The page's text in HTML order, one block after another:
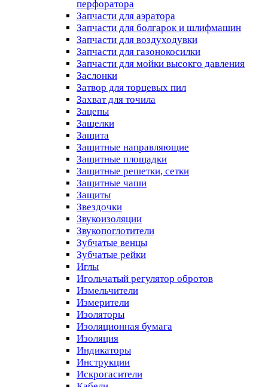
перфоратора
Запчасти для аэратора
Запчасти для болгарок и шлифмашин
Запчасти для воздуходувки
Запчасти для газонокосилки
Запчасти для мойки высокго давления
Заслонки
Затвор для торцевых пил
Захват для точила
Зацепы
Защелки
Защита
Защитные направляющие
Защитные площадки
Защитные решетки, сетки
Защитные чаши
Защиты
Звездочки
Звукоизоляции
Звукопоглотители
Зубчатые венцы
Зубчатые рейки
Иглы
Игольчатый регулятор обротов
Измельчители
Измерители
Изоляторы
Изоляционная бумага
Изоляция
Индикаторы
Инструкции
Искрогасители